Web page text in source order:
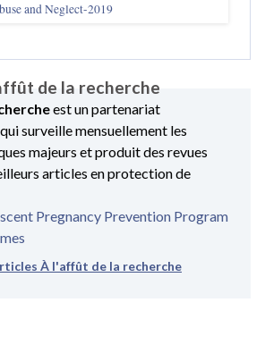
and Neglect-2019
de la recherche
est un partenariat
surveille mensuellement les
majeurs et produit des revues
articles en protection de
Pregnancy Prevention Program
À l'affût de la recherche